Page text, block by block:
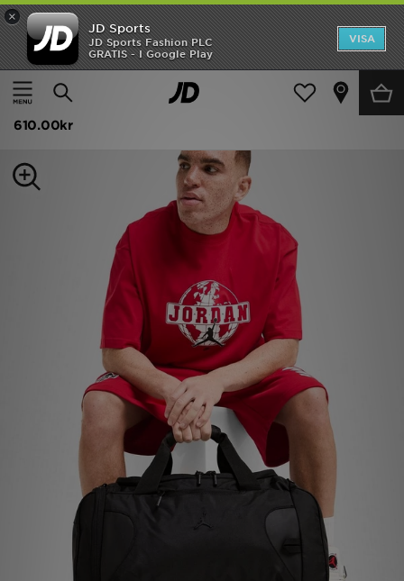
×
JD Sports
JD Sports Fashion PLC
GRATIS - I Google Play
VISA
Hem
Dam Damaccessoarer Sportbags och Väskor
Jordan Element Duffle Bag
610.00kr
Hem
Rea
Dam
Ladda ner appen
Mina meddelanden